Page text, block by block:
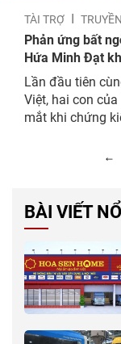
TÀI TRỢ
Phản ứng bất
Hứa Minh Đạt
Mái ấm gia đình
Lần đầu tiên
Việt, hai con
mắt khi chứng
Vỹ Dạ – Hứa
BÀI VIẾT